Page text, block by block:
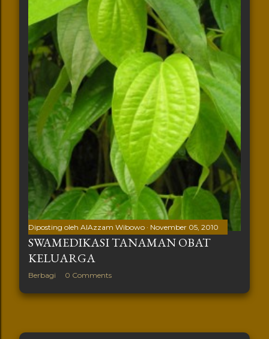
Diposting oleh AlAzzam Wibowo November 05, 2010
SWAMEDIKASI TANAMAN OBAT
KELUARGA
Berbagi 0 Comments